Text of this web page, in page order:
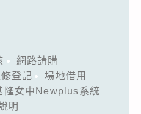
網路請購
登記
場地借用
隆女中Newplus系統
明